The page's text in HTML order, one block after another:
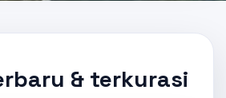
& terkurasi